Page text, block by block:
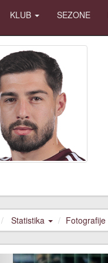
KLUB SEZONE
Statistika Fotografije